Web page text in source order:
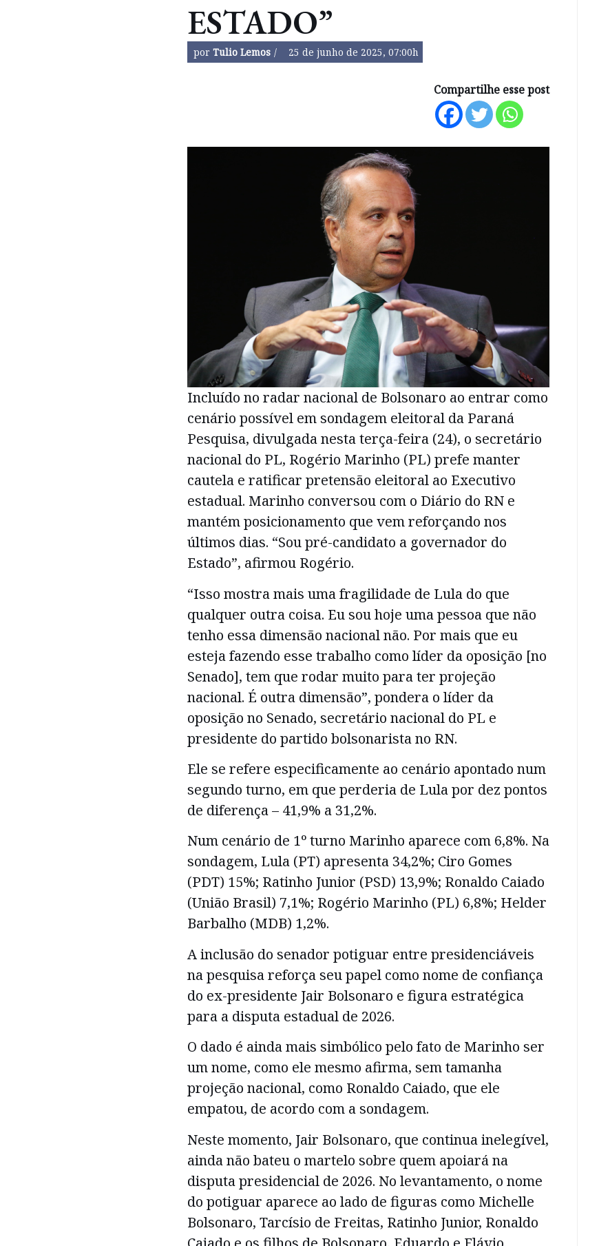
ESTADO”
por Tulio Lemos 25 de junho de 2025, 07:00h
Compartilhe esse post
Incluído no radar nacional de Bolsonaro ao entrar como
cenário possível em sondagem eleitoral da Paraná
Pesquisa, divulgada nesta terça-feira (24), o secretário
nacional do PL, Rogério Marinho (PL) prefe manter
cautela e ratificar pretensão eleitoral ao Executivo
estadual. Marinho conversou com o Diário do RN e
mantém posicionamento que vem reforçando nos
últimos dias. “Sou pré-candidato a governador do
Estado”, afirmou Rogério.
“Isso mostra mais uma fragilidade de Lula do que
qualquer outra coisa. Eu sou hoje uma pessoa que não
tenho essa dimensão nacional não. Por mais que eu
esteja fazendo esse trabalho como líder da oposição [no
Senado], tem que rodar muito para ter projeção
nacional. É outra dimensão”, pondera o líder da
oposição no Senado, secretário nacional do PL e
presidente do partido bolsonarista no RN.
Ele se refere especificamente ao cenário apontado num
segundo turno, em que perderia de Lula por dez pontos
de diferença – 41,9% a 31,2%.
Num cenário de 1º turno Marinho aparece com 6,8%. Na
sondagem, Lula (PT) apresenta 34,2%; Ciro Gomes
(PDT) 15%; Ratinho Junior (PSD) 13,9%; Ronaldo Caiado
(União Brasil) 7,1%; Rogério Marinho (PL) 6,8%; Helder
Barbalho (MDB) 1,2%.
A inclusão do senador potiguar entre presidenciáveis
na pesquisa reforça seu papel como nome de confiança
do ex-presidente Jair Bolsonaro e figura estratégica
para a disputa estadual de 2026.
O dado é ainda mais simbólico pelo fato de Marinho ser
um nome, como ele mesmo afirma, sem tamanha
projeção nacional, como Ronaldo Caiado, que ele
empatou, de acordo com a sondagem.
Neste momento, Jair Bolsonaro, que continua inelegível,
ainda não bateu o martelo sobre quem apoiará na
disputa presidencial de 2026. No levantamento, o nome
do potiguar aparece ao lado de figuras como Michelle
Bolsonaro, Tarcísio de Freitas, Ratinho Junior, Ronaldo